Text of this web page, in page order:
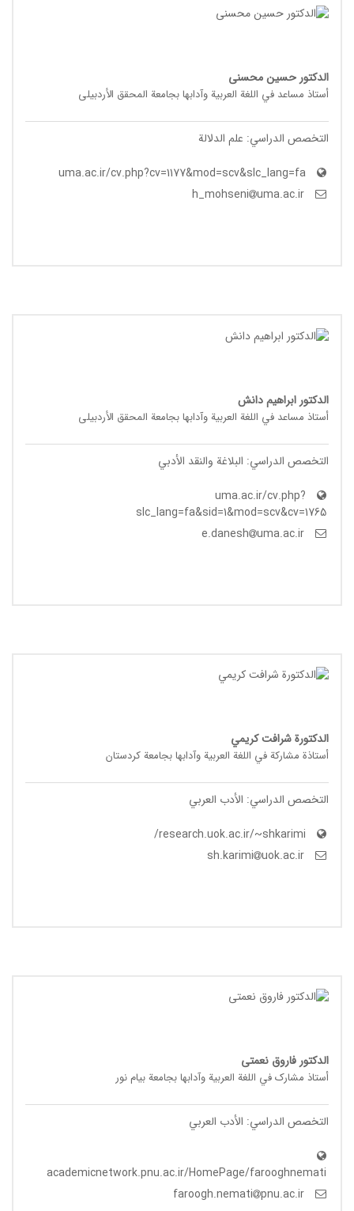
الدکتور حسین محسنی
أستاذ مساعد في اللغة العربیة وآدابها بجامعة المحقق الأردبیلی
التخصص الدراسي: علم الدلالة
uma.ac.ir/cv.php?cv=1177&mod=scv&slc_lang=fa
uma.ac.ir
الدکتور ابراهیم دانش
أستاذ مساعد في اللغة العربیة وآدابها بجامعة المحقق الأردبیلی
التخصص الدراسي: البلاغة والنقد الأدبي
uma.ac.ir/cv.php?
slc_lang=fa&sid=1&mod=scv&cv=1765
uma.ac.ir
الدکتورة شرافت کریمي
أستاذة مشارکة في اللغة العربیة وآدابها بجامعة کردستان
التخصص الدراسي: الأدب العربي
research.uok.ac.ir/~shkarimi/
uok.ac.ir
الدکتور فاروق نعمتی
أستاذ مشارک في اللغة العربیة وآدابها بجامعة بیام نور
التخصص الدراسي: الأدب العربي
academicnetwork.pnu.ac.ir/HomePage/farooghnemati
pnu.ac.ir